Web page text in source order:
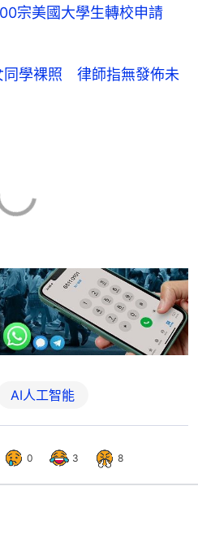
宗美國大學生轉校申請
同學裸照 律師指無發佈未
AI人工智能
0 3 8